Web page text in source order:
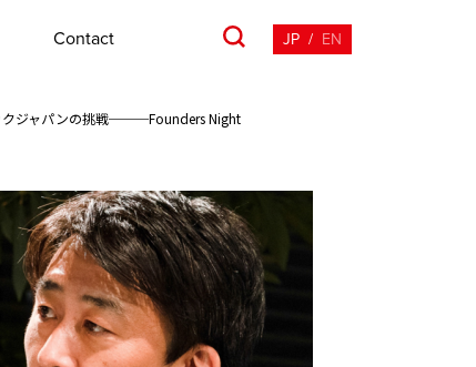
Contact JP / EN
クジャパンの挑戦───Founders Night